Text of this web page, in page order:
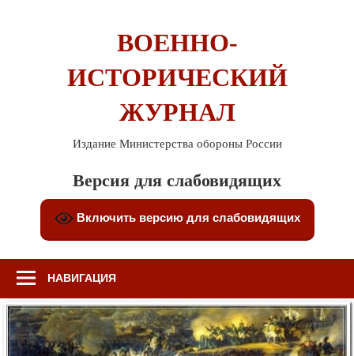
ВОЕННО-
ИСТОРИЧЕСКИЙ
ЖУРНАЛ
Издание Министерства обороны России
Версия для слабовидящих
Включить версию для слабовидящих
НАВИГАЦИЯ